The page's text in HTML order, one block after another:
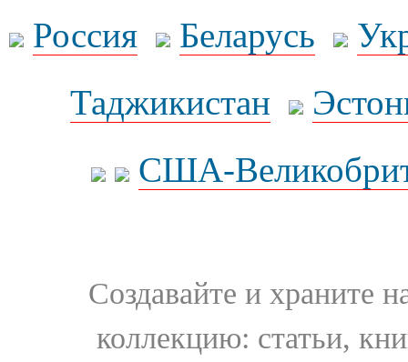
Россия Беларусь
Таджикистан
США-
Создавайте и храните
коллекцию: статьи,